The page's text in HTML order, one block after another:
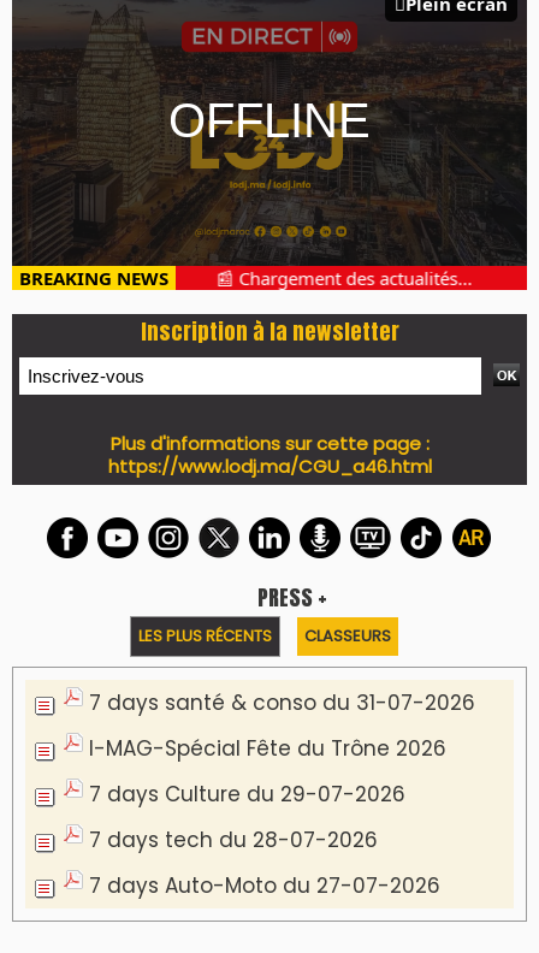
PRESS +
LES PLUS RÉCENTS CLASSEURS
7 days santé & conso du 31-07-2026
I-MAG-Spécial Fête du Trône 2026
7 days Culture du 29-07-2026
7 days Auto-Moto du 27-07-2026
PODCAST +
LES PLUS RÉCENTS CLASSEURS
Podcast I-Week-N°137 du 26-07-2026
Podcast Eco-Business du 20-07-2026
Podcast IA-MAG-07 du 22-07-2026
Podcast I-Week N°136-19-07-2026
Podcast I-débats N31 du 18-07-2026
Communiqué de presse
Marrakech : le Musée Yves Saint Laurent fait
du mois d'août un rendez-vous